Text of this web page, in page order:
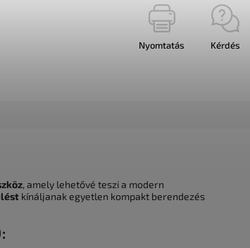
Nyomtatás Kérdés
, amely lehetővé teszi a modern
kínáljanak egyetlen kompakt berendezés